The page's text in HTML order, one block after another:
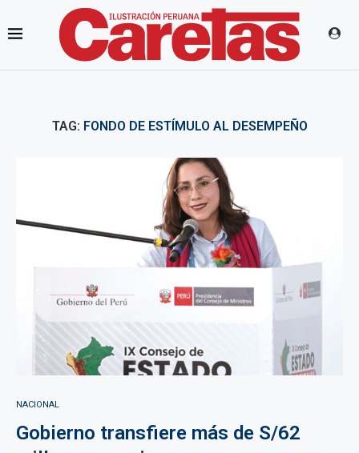
TAG: FONDO DE ESTÍMULO AL DESEMPEÑO
NACIONAL
Gobierno transfiere más de S/62